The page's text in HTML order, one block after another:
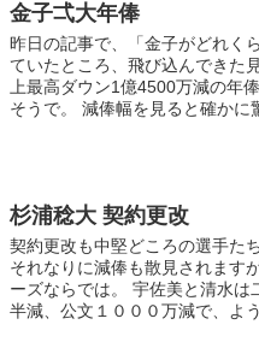
金子弌大年俸
昨日の記事で、「金子がどれく
ていたところ、飛び込んできた
上最高ダウン1億4500万減の年
そうで。 減俸幅を見ると確かに
杉浦稔大 契約更改
契約更改も中堅どころの選手た
それなりに減俸も散見されます
ーズならでは。 宇佐美と清水
半減、公文１０００万減で、よ